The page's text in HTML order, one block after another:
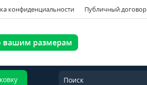
конфиденциальности Публичный договор
вашим размерам